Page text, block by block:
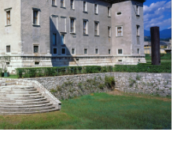
Suchen